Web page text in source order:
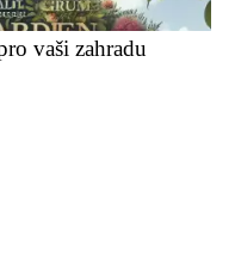
vaši zahradu